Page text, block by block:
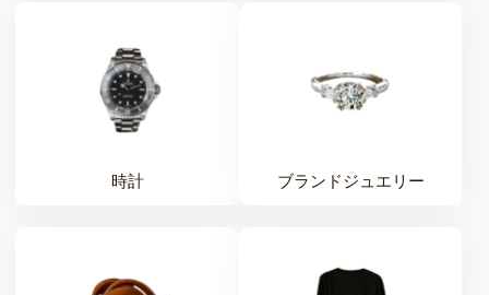
時計 ブランドジュエリー